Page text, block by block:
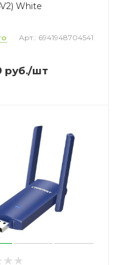
White
Арт.: 6941948704541
руб./шт